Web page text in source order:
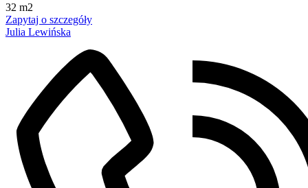
32 m2
Zapytaj o szczegóły
Julia Lewińska